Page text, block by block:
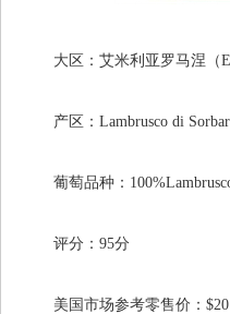
大区：艾米利亚罗马涅（
产区：Lambrusco di
葡萄品种：
评分：95分
美国市场参考零售价：$20